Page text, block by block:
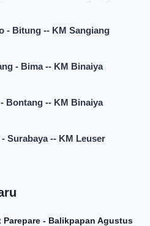
- Bitung -- KM Sangiang
- Bima -- KM Binaiya
Bontang -- KM Binaiya
Surabaya -- KM Leuser
- Balikpapan Agustus